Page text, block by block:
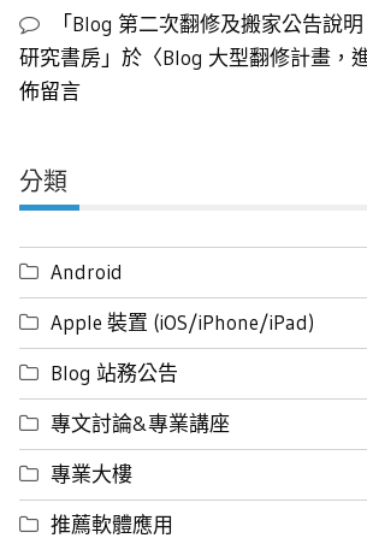
「Blog 第二次翻修及搬家公告說
研究書房」於〈Blog 大型翻修計畫，
佈留言
分類
Android
Apple 裝置 (iOS/iPhone/iPad)
Blog 站務公告
專文討論&專業講座
專業大樓
推薦軟體應用